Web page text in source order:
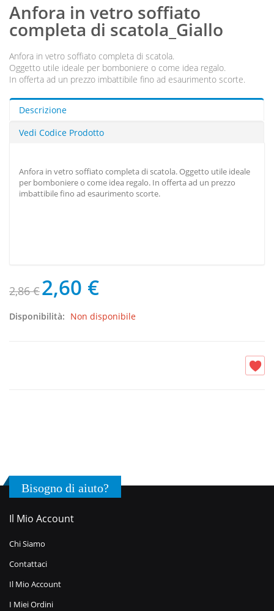
Anfora in vetro soffiato
completa di scatola_Giallo
Anfora in vetro soffiato completa di scatola.
Oggetto utile ideale per bomboniere o come idea regalo.
In offerta ad un prezzo imbattibile fino ad esaurimento scorte.
Descrizione
Vedi Codice Prodotto
Anfora in vetro soffiato completa di scatola. Oggetto utile ideale
per bomboniere o come idea regalo. In offerta ad un prezzo
imbattibile fino ad esaurimento scorte.
2,86 €2,60 €
Disponibilità: Non disponibile
Bisogno di aiuto?
Il Mio Account
Chi Siamo
Contattaci
Il Mio Account
I Miei Ordini